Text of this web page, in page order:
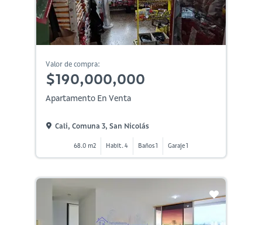
Valor de compra:
$190,000,000
Apartamento En Venta
Cali, Comuna 3, San Nicolás
68.0 m2 Habit. 4 Baños 1 Garaje 1